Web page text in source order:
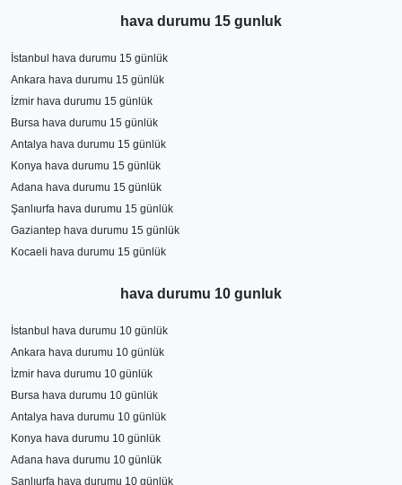
hava durumu 15 gunluk
İstanbul hava durumu 15 günlük
Ankara hava durumu 15 günlük
İzmir hava durumu 15 günlük
Bursa hava durumu 15 günlük
Antalya hava durumu 15 günlük
Konya hava durumu 15 günlük
Adana hava durumu 15 günlük
Şanlıurfa hava durumu 15 günlük
Gaziantep hava durumu 15 günlük
Kocaeli hava durumu 15 günlük
hava durumu 10 gunluk
İstanbul hava durumu 10 günlük
Ankara hava durumu 10 günlük
İzmir hava durumu 10 günlük
Bursa hava durumu 10 günlük
Antalya hava durumu 10 günlük
Konya hava durumu 10 günlük
Adana hava durumu 10 günlük
Şanlıurfa hava durumu 10 günlük